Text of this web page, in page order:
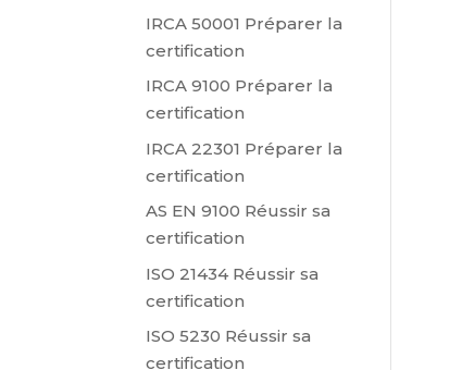
IRCA 50001 Préparer la
certification
IRCA 9100 Préparer la
certification
IRCA 22301 Préparer la
certification
AS EN 9100 Réussir sa
certification
ISO 21434 Réussir sa
certification
ISO 5230 Réussir sa
certification